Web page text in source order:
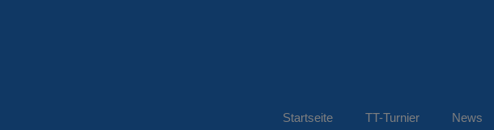
Startseite TT-Turnier News